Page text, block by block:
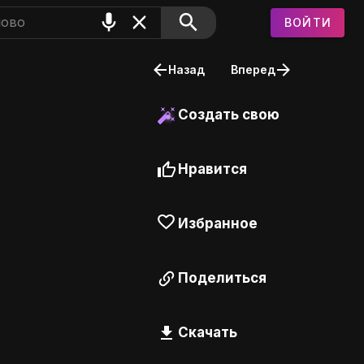
ВОЙТИ
Назад Вперед
Создать свою
Нравится
Избранное
Поделиться
Скачать